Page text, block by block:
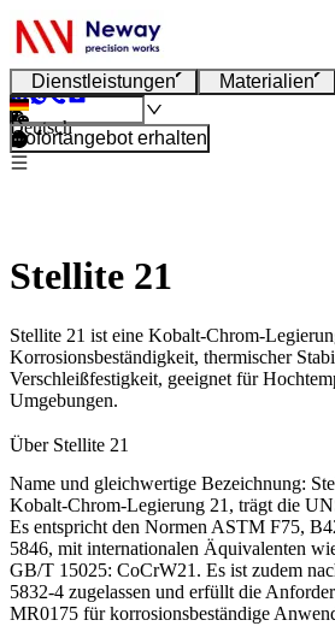
Dienstleistungen Materialien
Deutsch
Sofortangebot erhalten
Stellite 21
Stellite 21 ist eine Kobalt-Chrom-
Korrosionsbeständigkeit, thermischer
Verschleißfestigkeit, geeignet für
Umgebungen.
Über Stellite 21
Name und gleichwertige Bezeichnung:
Kobalt-Chrom-Legierung 21 , trägt die
Es entspricht den Normen ASTM F75,
5846, mit internationalen Äquivalenten
GB/T 15025: CoCrW21 . Es ist zudem
5832-4 zugelassen und erfüllt die
MR0175 für korrosionsbeständige